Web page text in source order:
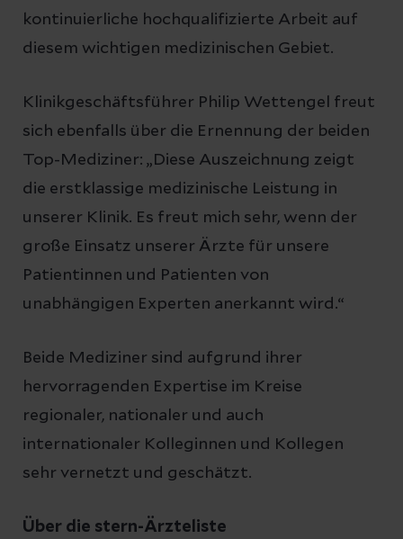
kontinuierliche hochqualifizierte Arbeit auf
diesem wichtigen medizinischen Gebiet.
Klinikgeschäftsführer Philip Wettengel freut
sich ebenfalls über die Ernennung der beiden
Top-Mediziner: „Diese Auszeichnung zeigt
die erstklassige medizinische Leistung in
unserer Klinik. Es freut mich sehr, wenn der
große Einsatz unserer Ärzte für unsere
Patientinnen und Patienten von
unabhängigen Experten anerkannt wird.“
Beide Mediziner sind aufgrund ihrer
hervorragenden Expertise im Kreise
regionaler, nationaler und auch
internationaler Kolleginnen und Kollegen
sehr vernetzt und geschätzt.
Über die stern-Ärzteliste